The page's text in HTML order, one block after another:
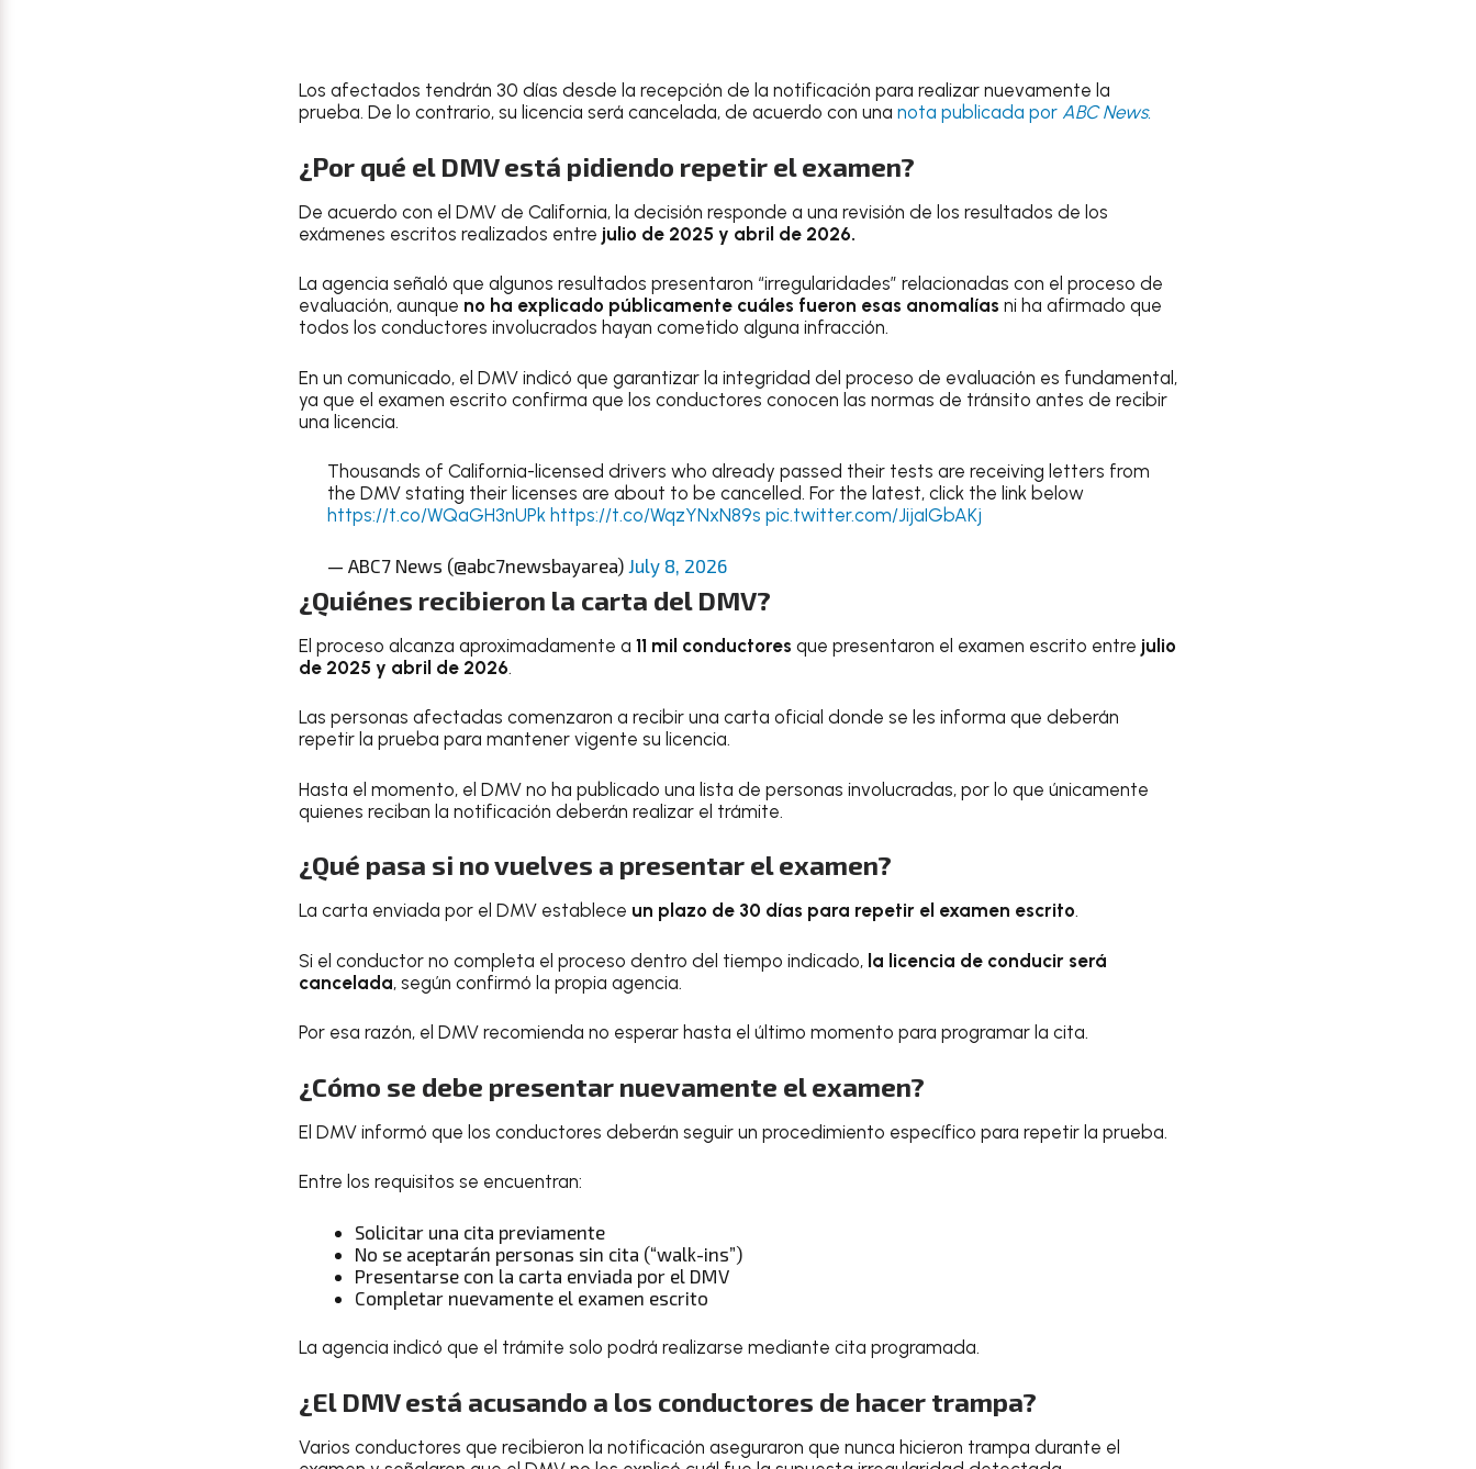
Los afectados tendrán 30 días desde la recepción de la notificación para realizar nuevamente la
prueba. De lo contrario, su licencia será cancelada, de acuerdo con una nota publicada por ABC News.
¿Por qué el DMV está pidiendo repetir el examen?
De acuerdo con el DMV de California, la decisión responde a una revisión de los resultados de los
exámenes escritos realizados entre julio de 2025 y abril de 2026.
La agencia señaló que algunos resultados presentaron “irregularidades” relacionadas con el proceso de
evaluación, aunque no ha explicado públicamente cuáles fueron esas anomalías ni ha afirmado que
todos los conductores involucrados hayan cometido alguna infracción.
En un comunicado, el DMV indicó que garantizar la integridad del proceso de evaluación es fundamental,
ya que el examen escrito confirma que los conductores conocen las normas de tránsito antes de recibir
una licencia.
Thousands of California-licensed drivers who already passed their tests are receiving letters from
the DMV stating their licenses are about to be cancelled. For the latest, click the link below
https://t.co/WQaGH3nUPk https://t.co/WqzYNxN89s pic.twitter.com/JijaIGbAKj
— ABC7 News (@abc7newsbayarea) July 8, 2026
¿Quiénes recibieron la carta del DMV?
El proceso alcanza aproximadamente a 11 mil conductores que presentaron el examen escrito entre julio
de 2025 y abril de 2026.
Las personas afectadas comenzaron a recibir una carta oficial donde se les informa que deberán
repetir la prueba para mantener vigente su licencia.
Hasta el momento, el DMV no ha publicado una lista de personas involucradas, por lo que únicamente
quienes reciban la notificación deberán realizar el trámite.
¿Qué pasa si no vuelves a presentar el examen?
La carta enviada por el DMV establece un plazo de 30 días para repetir el examen escrito.
Si el conductor no completa el proceso dentro del tiempo indicado, la licencia de conducir será
cancelada, según confirmó la propia agencia.
Por esa razón, el DMV recomienda no esperar hasta el último momento para programar la cita.
¿Cómo se debe presentar nuevamente el examen?
El DMV informó que los conductores deberán seguir un procedimiento específico para repetir la prueba.
Entre los requisitos se encuentran:
Solicitar una cita previamente
No se aceptarán personas sin cita (“walk-ins”)
Presentarse con la carta enviada por el DMV
Completar nuevamente el examen escrito
La agencia indicó que el trámite solo podrá realizarse mediante cita programada.
¿El DMV está acusando a los conductores de hacer trampa?
Varios conductores que recibieron la notificación aseguraron que nunca hicieron trampa durante el